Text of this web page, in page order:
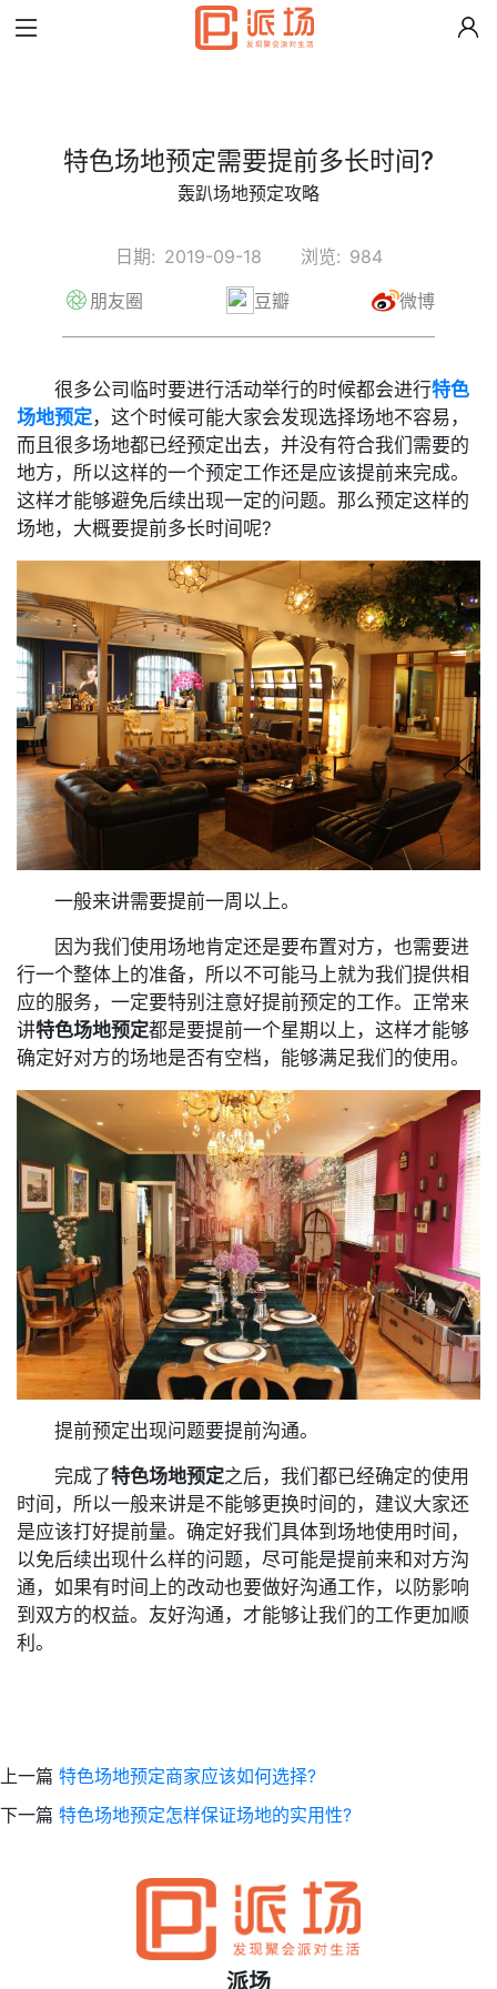
特色场地预定需要提前多长时间?
轰趴场地预定攻略
日期: 2019-09-18 浏览: 984
朋友圈
豆瓣 微博
很多公司临时要进行活动举行的时候都会进行特色
场地预定，这个时候可能大家会发现选择场地不容易，
而且很多场地都已经预定出去，并没有符合我们需要的
地方，所以这样的一个预定工作还是应该提前来完成。
这样才能够避免后续出现一定的问题。那么预定这样的
场地，大概要提前多长时间呢?
一般来讲需要提前一周以上。
因为我们使用场地肯定还是要布置对方，也需要进
行一个整体上的准备，所以不可能马上就为我们提供相
应的服务，一定要特别注意好提前预定的工作。正常来
讲特色场地预定都是要提前一个星期以上，这样才能够
确定好对方的场地是否有空档，能够满足我们的使用。
提前预定出现问题要提前沟通。
完成了特色场地预定之后，我们都已经确定的使用
时间，所以一般来讲是不能够更换时间的，建议大家还
是应该打好提前量。确定好我们具体到场地使用时间，
以免后续出现什么样的问题，尽可能是提前来和对方沟
通，如果有时间上的改动也要做好沟通工作，以防影响
到双方的权益。友好沟通，才能够让我们的工作更加顺
利。
上一篇 特色场地预定商家应该如何选择?
下一篇 特色场地预定怎样保证场地的实用性?
派场